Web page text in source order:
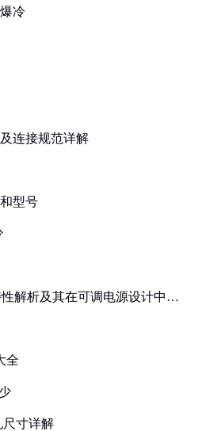
冷
连接规范详解
型号
解析及其在可调电源设计中的
全
尺寸详解